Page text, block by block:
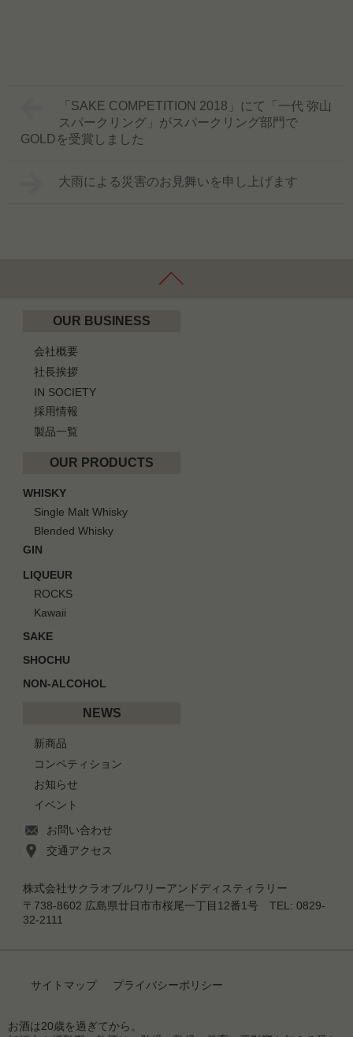
「SAKE COMPETITION 2018」にて「一代 弥山
スパークリング」がスパークリング部門で
GOLDを受賞しました
大雨による災害のお見舞いを申し上げます
OUR BUSINESS
会社概要
社長挨拶
IN SOCIETY
採用情報
製品一覧
OUR PRODUCTS
WHISKY
Single Malt Whisky
Blended Whisky
GIN
LIQUEUR
ROCKS
Kawaii
SAKE
SHOCHU
NON-ALCOHOL
NEWS
新商品
コンペティション
お知らせ
イベント
お問い合わせ
交通アクセス
株式会社サクラオブルワリーアンドディスティラリー
〒738-8602 広島県廿日市市桜尾一丁目12番1号 TEL: 0829-
32-2111
サイトマップ プライバシーポリシー
お酒は20歳を過ぎてから。